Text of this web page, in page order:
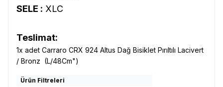
SELE : XLC
Teslimat:
1x adet Carraro CRX 924 Altus Dağ Bisiklet Pırıltılı Lacivert
/ Bronz (L/48Cm")
Ürün Filtreleri